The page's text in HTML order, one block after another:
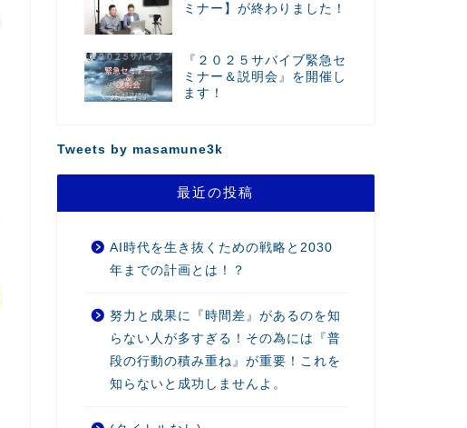
ミナー】が終わりました！
『２０２５サバイブ緊急セ
ミナー＆説明会』を開催し
ます！
Tweets by masamune3k
最近の投稿
AI時代を生き抜くための戦略と2030
年までの計画とは！？
努力と成果に『時間差』があるのを知
らない人が多すぎる！その為には『普
段の行動の積み重ね』が重要！これを
知らないと成功しませんよ。